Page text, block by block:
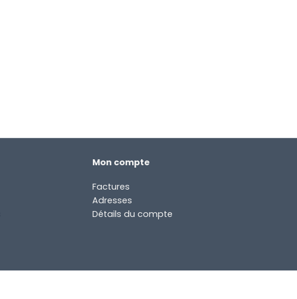
Mon compte
Factures
Adresses
Détails du compte